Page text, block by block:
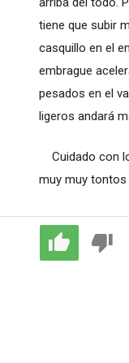
tiene que subir
casquillo en el
embrague
pesados en el
ligeros andará
Cuidado con
muy muy